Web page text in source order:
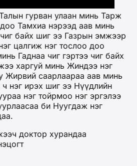
гурван улаан минь Тарж
Тамхиа нэрээд аав минь
байх шиг ээ Газрын эмжээр
цалгиж нэг тослоо доо
Гаднаа чиг гэртээ чиг байх
харгуй минь Жиндээ нэг
Жирвий саарлаараа аав минь
нэг ирэх шиг ээ Нүүдлийн
нэг тойрмоо нэг эргэлээ
би Нуугдаж нэг
доктор хурандаа